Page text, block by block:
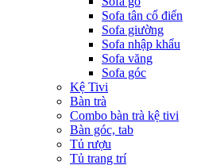
Sofa tân cổ điển
Sofa giường
Sofa nhập khẩu
Sofa văng
Sofa góc
Kệ Tivi
Bàn trà
Combo bàn trà kệ tivi
Bàn góc, tab
Tủ rượu
Tủ trang trí